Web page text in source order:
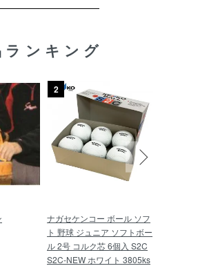
ランキング
2
ナガセケンコー ボール ソフ
ト 野球 ジュニア ソフトボー
ル 2号 コルク芯 6個入 S2C
S2C-NEW ホワイト 3805ks